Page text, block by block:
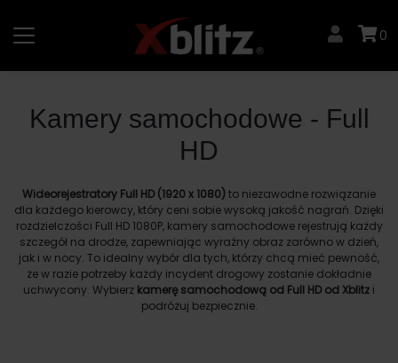
content
0
Kamery samochodowe - Full
HD
Wideorejestratory Full HD (1920 x 1080)to niezawodne rozwiązanie
dla każdego kierowcy, który ceni sobie wysoką jakość nagrań. Dzięki
rozdzielczości Full HD 1080P, kamery samochodowe rejestrują każdy
szczegół na drodze, zapewniając wyraźny obraz zarówno w dzień,
jak i w nocy. To idealny wybór dla tych, którzy chcą mieć pewność,
że w razie potrzeby każdy incydent drogowy zostanie dokładnie
uchwycony. Wybierz kamerę samochodową od Full HD od Xblitz i
podróżuj bezpiecznie.